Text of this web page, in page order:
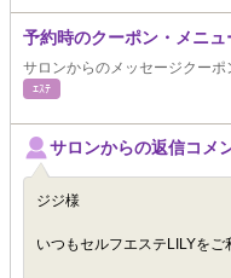
予約時のクーポン・メニュ
サロンからのメッセージクーポ
ｴｽﾃ
サロンからの返信コメ
ジジ様
いつもセルフエステLILYを